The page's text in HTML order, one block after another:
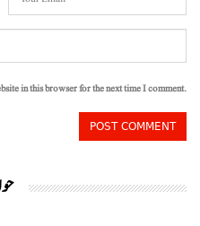
in this browser for the next time I comment.